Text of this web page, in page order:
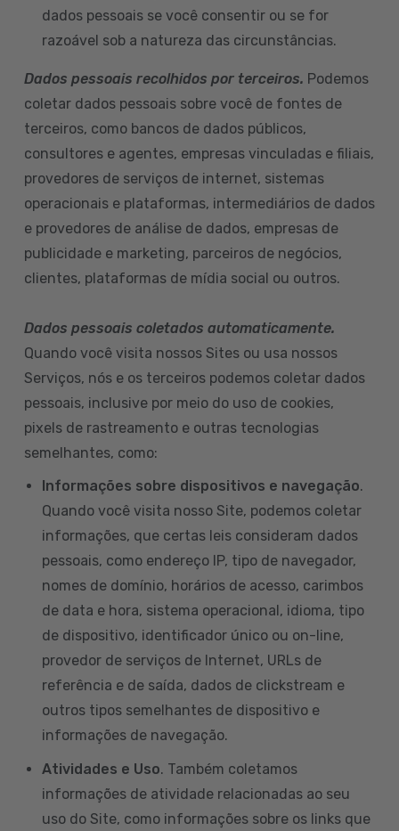
dados pessoais se você consentir ou se for
razoável sob a natureza das circunstâncias.
Dados pessoais recolhidos por terceiros. Podemos
coletar dados pessoais sobre você de fontes de
terceiros, como bancos de dados públicos,
consultores e agentes, empresas vinculadas e filiais,
provedores de serviços de internet, sistemas
operacionais e plataformas, intermediários de dados
e provedores de análise de dados, empresas de
publicidade e marketing, parceiros de negócios,
clientes, plataformas de mídia social ou outros.
Dados pessoais coletados automaticamente.
Quando você visita nossos Sites ou usa nossos
Serviços, nós e os terceiros podemos coletar dados
pessoais, inclusive por meio do uso de cookies,
pixels de rastreamento e outras tecnologias
semelhantes, como:
Informações sobre dispositivos e navegação.
Quando você visita nosso Site, podemos coletar
informações, que certas leis consideram dados
pessoais, como endereço IP, tipo de navegador,
nomes de domínio, horários de acesso, carimbos
de data e hora, sistema operacional, idioma, tipo
de dispositivo, identificador único ou on-line,
provedor de serviços de Internet, URLs de
referência e de saída, dados de clickstream e
outros tipos semelhantes de dispositivo e
informações de navegação.
Atividades e Uso. Também coletamos
informações de atividade relacionadas ao seu
uso do Site, como informações sobre os links que